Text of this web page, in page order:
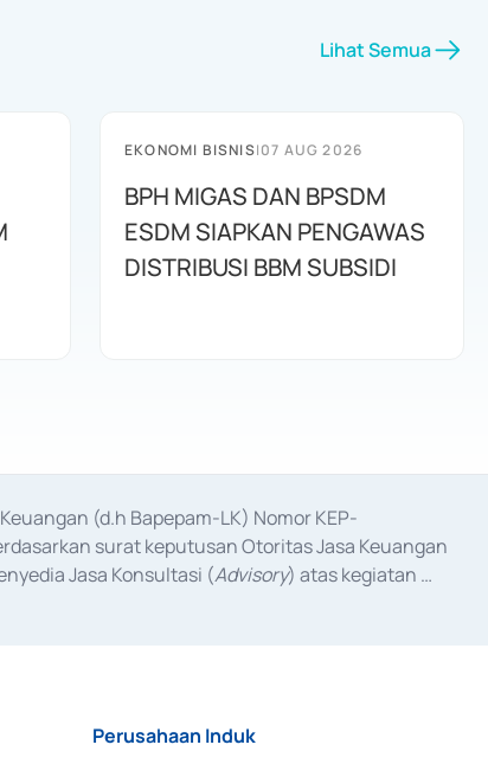
Lihat Semua
EKONOMI BISNIS|07 AUG 2026
BPH MIGAS DAN BPSDM
ESDM SIAPKAN PENGAWAS
DISTRIBUSI BBM SUBSIDI
(d.h Bapepam-LK) Nomor KEP-
surat keputusan Otoritas Jasa Keuangan
Jasa Konsultasi (Advisory) atas kegiatan
Perusahaan Induk